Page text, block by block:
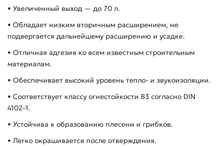
• Увеличенный выход — до 70 л.
• Обладает низким вторичным расширением, не
подвергается дальнейшему расширению и усадке.
• Отличная адгезия ко всем известным строительным
материалам.
• Обеспечивает высокий уровень тепло- и звукоизоляции.
• Соответствует классу огнестойкости B3 согласно DIN
4102–1.
• Устойчива к образованию плесени и грибков.
• Легко окрашивается после отверждения.